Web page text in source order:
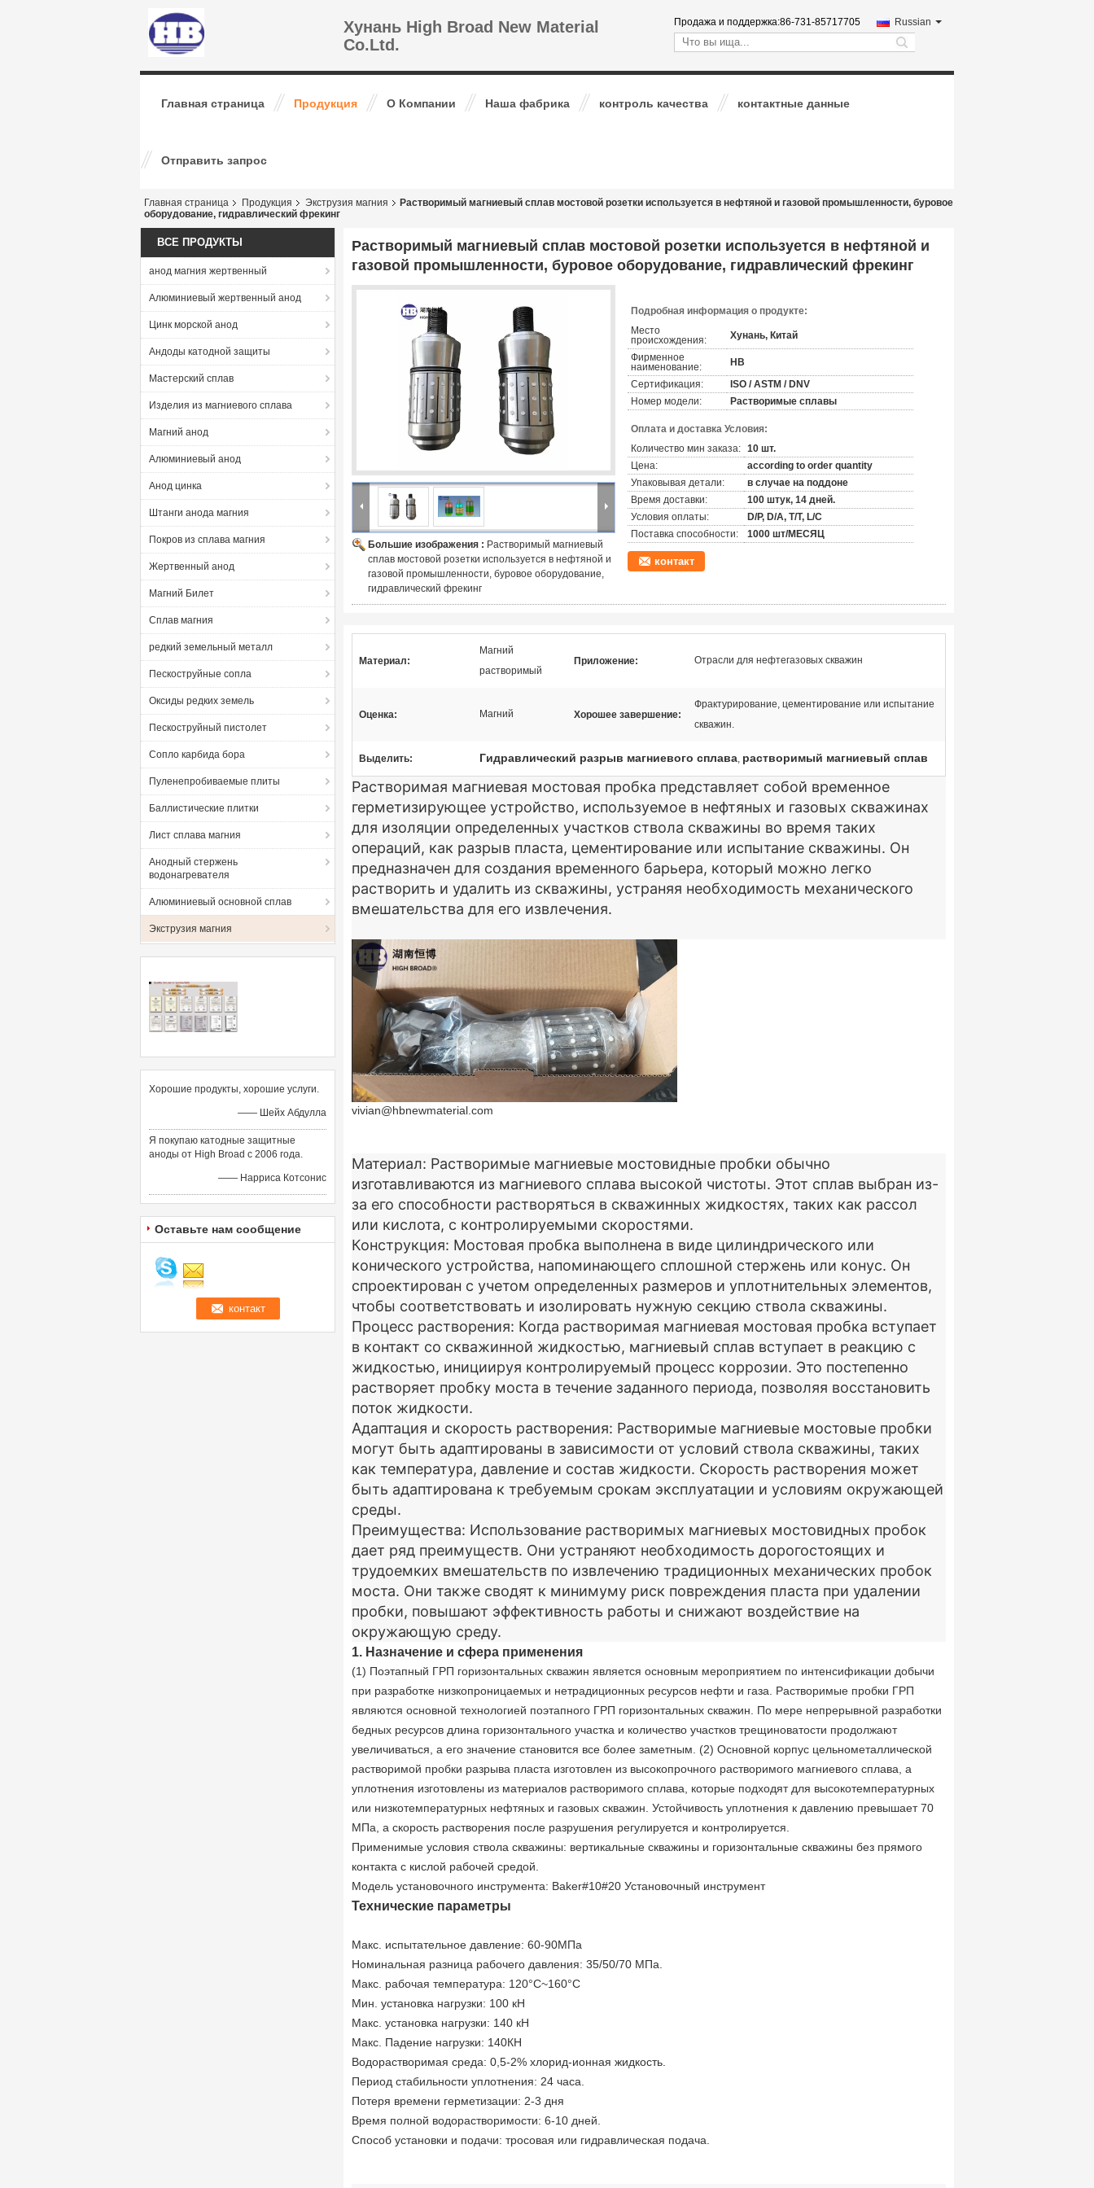
Хунань High Broad New Material
Co.Ltd.
Продажа и поддержка:86-731-85717705 Russian
search
Главная страница Продукция О Компании Наша фабрика контроль качества контактные данные
Отправить запрос
Главная страница Продукция Экструзия магния
Растворимый магниевый сплав мостовой розетки используется в нефтяной и газовой промышленности, буровое
оборудование, гидравлический фрекинг
ВСЕ ПРОДУКТЫ
анод магния жертвенный
Алюминиевый жертвенный анод
Цинк морской анод
Андоды катодной защиты
Мастерский сплав
Изделия из магниевого сплава
Магний анод
Алюминиевый анод
Анод цинка
Штанги анода магния
Покров из сплава магния
Жертвенный анод
Магний Билет
Сплав магния
редкий земельный металл
Пескоструйные сопла
Оксиды редких земель
Пескоструйный пистолет
Сопло карбида бора
Пуленепробиваемые плиты
Баллистические плитки
Лист сплава магния
Анодный стержень
водонагревателя
Алюминиевый основной сплав
Экструзия магния
Хорошие продукты, хорошие услуги.
—— Шейх Абдулла
Я покупаю катодные защитные
аноды от High Broad с 2006 года.
—— Нарриса Котсонис
Оставьте нам сообщение
Растворимый магниевый сплав мостовой розетки используется в нефтяной и
газовой промышленности, буровое оборудование, гидравлический фрекинг
Большие изображения : Растворимый магниевый
сплав мостовой розетки используется в нефтяной и
газовой промышленности, буровое оборудование,
гидравлический фрекинг
Подробная информация о продукте:
Место
происхождения:
Хунань, Китай
Фирменное
наименование:
HB
Сертификация:
ISO / ASTM / DNV
Номер модели:
Растворимые сплавы
Оплата и доставка Условия:
Количество мин заказа: 10 шт.
Цена:
according to order quantity
Упаковывая детали:
в случае на поддоне
Время доставки:
100 штук, 14 дней.
Условия оплаты:
D/P, D/A, T/T, L/C
Поставка способности:
1000 шт/МЕСЯЦ
контакт
Материал:
Магний
растворимый
Приложение: Отрасли для нефтегазовых скважин
Оценка: Магний Хорошее завершение:
Фрактурирование, цементирование или испытание
скважин.
Выделить: Гидравлический разрыв магниевого сплава, растворимый магниевый сплав
Растворимая магниевая мостовая пробка представляет собой временное
герметизирующее устройство, используемое в нефтяных и газовых скважинах
для изоляции определенных участков ствола скважины во время таких
операций, как разрыв пласта, цементирование или испытание скважины. Он
предназначен для создания временного барьера, который можно легко
растворить и удалить из скважины, устраняя необходимость механического
вмешательства для его извлечения.
vivian@hbnewmaterial.com
Материал: Растворимые магниевые мостовидные пробки обычно
изготавливаются из магниевого сплава высокой чистоты. Этот сплав выбран из-
за его способности растворяться в скважинных жидкостях, таких как рассол
или кислота, с контролируемыми скоростями.
Конструкция: Мостовая пробка выполнена в виде цилиндрического или
конического устройства, напоминающего сплошной стержень или конус. Он
спроектирован с учетом определенных размеров и уплотнительных элементов,
чтобы соответствовать и изолировать нужную секцию ствола скважины.
Процесс растворения: Когда растворимая магниевая мостовая пробка вступает
в контакт со скважинной жидкостью, магниевый сплав вступает в реакцию с
жидкостью, инициируя контролируемый процесс коррозии. Это постепенно
растворяет пробку моста в течение заданного периода, позволяя восстановить
поток жидкости.
Адаптация и скорость растворения: Растворимые магниевые мостовые пробки
могут быть адаптированы в зависимости от условий ствола скважины, таких
как температура, давление и состав жидкости. Скорость растворения может
быть адаптирована к требуемым срокам эксплуатации и условиям окружающей
среды.
Преимущества: Использование растворимых магниевых мостовидных пробок
дает ряд преимуществ. Они устраняют необходимость дорогостоящих и
трудоемких вмешательств по извлечению традиционных механических пробок
моста. Они также сводят к минимуму риск повреждения пласта при удалении
пробки, повышают эффективность работы и снижают воздействие на
окружающую среду.
1. Назначение и сфера применения
(1) Поэтапный ГРП горизонтальных скважин является основным мероприятием по интенсификации добычи
при разработке низкопроницаемых и нетрадиционных ресурсов нефти и газа. Растворимые пробки ГРП
являются основной технологией поэтапного ГРП горизонтальных скважин. По мере непрерывной разработки
бедных ресурсов длина горизонтального участка и количество участков трещиноватости продолжают
увеличиваться, а его значение становится все более заметным. (2) Основной корпус цельнометаллической
растворимой пробки разрыва пласта изготовлен из высокопрочного растворимого магниевого сплава, а
уплотнения изготовлены из материалов растворимого сплава, которые подходят для высокотемпературных
или низкотемпературных нефтяных и газовых скважин. Устойчивость уплотнения к давлению превышает 70
МПа, а скорость растворения после разрушения регулируется и контролируется.
Применимые условия ствола скважины: вертикальные скважины и горизонтальные скважины без прямого
контакта с кислой рабочей средой.
Модель установочного инструмента: Baker#10#20 Установочный инструмент
Технические параметры
Макс. испытательное давление: 60-90МПа
Номинальная разница рабочего давления: 35/50/70 МПа.
Макс. рабочая температура: 120°C~160°C
Мин. установка нагрузки: 100 кН
Макс. установка нагрузки: 140 кН
Макс. Падение нагрузки: 140КН
Водорастворимая среда: 0,5-2% хлорид-ионная жидкость.
Период стабильности уплотнения: 24 часа.
Потеря времени герметизации: 2-3 дня
Время полной водорастворимости: 6-10 дней.
Способ установки и подачи: тросовая или гидравлическая подача.